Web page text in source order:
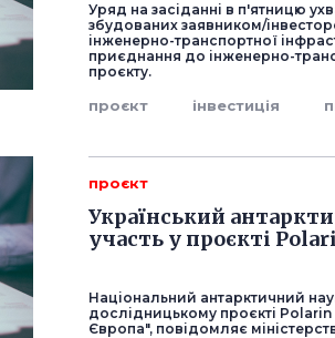
Уряд на засіданні в п'ятницю
збудованих заявником/
інженерно-транспортної
приєднання до інженерно-
проєкту.
проєкт інвестиція
проєкт
Український
участь у проєкті
Національний антарктичний
дослідницькому проєкті
Європа", повідомляє